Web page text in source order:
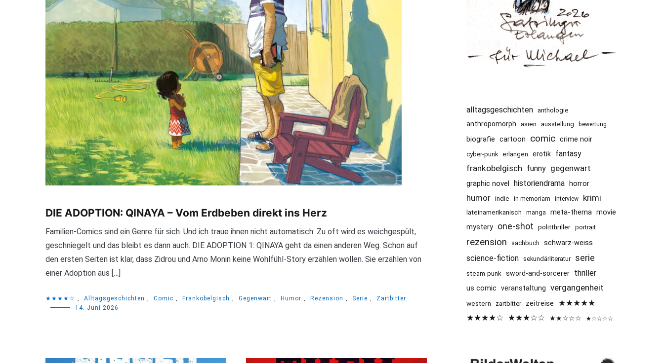
DIE ADOPTION: QINAYA – Vom Erdbeben direkt ins Herz
Familien-Comics sind ein Genre für sich. Und ich traue ihnen nicht automatisch. Zu oft wird es weichgespült,
geschniegelt und das bleibt es dann auch. DIE ADOPTION 1: QINAYA geht da einen anderen Weg. Schon auf
den ersten Seiten ist klar, dass Zidrou und Arno Monin keine Wohlfühl-Story erzählen wollen. Sie erzählen von
einer Adoption aus […]
★★★★☆ , Alltagsgeschichten , Comic , Frankobelgisch , Gegenwart , Humor , Rezension , Serie ,
Zartbitter
14. Juni 2026
alltagsgeschichten anthologie
anthropomorph asien ausstellung bewertung
biografie cartoon comic crime noir
cyber-punk erlangen erotik fantasy
frankobelgisch funny gegenwart
graphic novel historiendrama horror
humor indie in memoriam interview krimi
lateinamerikanisch manga meta-thema movie
mystery one-shot politthriller portrait
rezension sachbuch schwarz-weiss
science-fiction sekundärliteratur serie
steam-punk sword-and-sorcerer thriller
us comic veranstaltung vergangenheit
western zartbitter zeitreise
★★★★★
★★★★☆ ★★★☆☆ ★★☆☆☆ ★☆☆☆☆